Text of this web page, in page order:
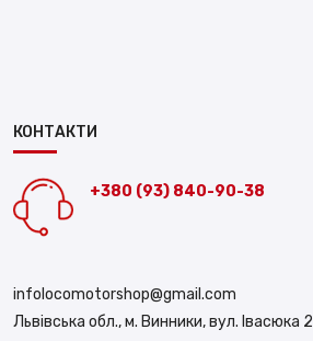
КОНТАКТИ
+380 (93) 840-90-38
infolocomotorshop@gmail.com
Львівська обл., м. Винники, вул. Івасюка 2